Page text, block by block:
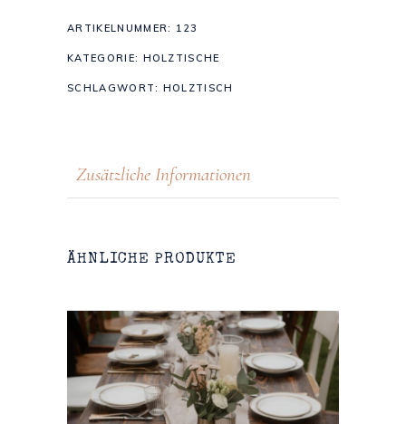
ARTIKELNUMMER: 123
KATEGORIE: HOLZTISCHE
SCHLAGWORT: HOLZTISCH
Zusätzliche Informationen
ÄHNLICHE PRODUKTE